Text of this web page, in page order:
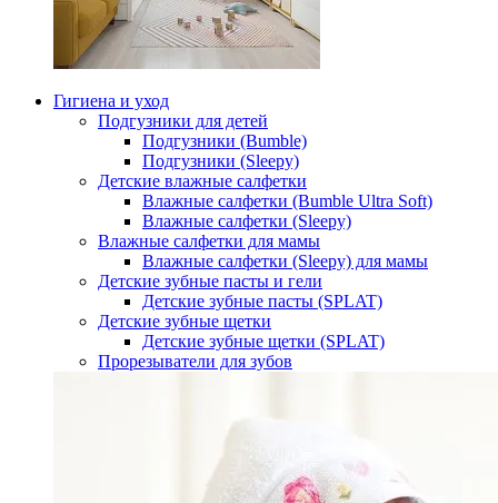
Гигиена и уход
Подгузники для детей
Подгузники (Bumble)
Подгузники (Sleepy)
Детские влажные салфетки
Влажные салфетки (Bumble Ultra Soft)
Влажные салфетки (Sleepy)
Влажные салфетки для мамы
Влажные салфетки (Sleepy) для мамы
Детские зубные пасты и гели
Детские зубные пасты (SPLAT)
Детские зубные щетки
Детские зубные щетки (SPLAT)
Прорезыватели для зубов